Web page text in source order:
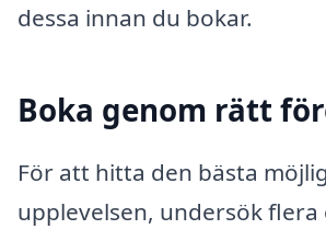
dessa innan du bokar.
Boka genom rätt
För att hitta den bästa
upplevelsen, undersök flera